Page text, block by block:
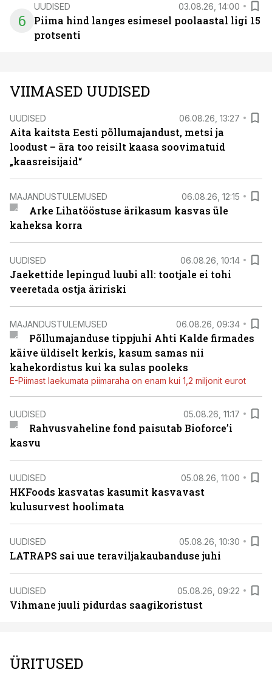
6
UUDISED 03.08.26, 14:00
Piima hind langes esimesel poolaastal ligi 15
protsenti
VIIMASED UUDISED
UUDISED 06.08.26, 13:27
Aita kaitsta Eesti põllumajandust, metsi ja
loodust – ära too reisilt kaasa soovimatuid
„kaasreisijaid“
MAJANDUSTULEMUSED 06.08.26, 12:15
Arke Lihatööstuse ärikasum kasvas üle
kaheksa korra
UUDISED 06.08.26, 10:14
Jaekettide lepingud luubi all: tootjale ei tohi
veeretada ostja äririski
MAJANDUSTULEMUSED 06.08.26, 09:34
Põllumajanduse tippjuhi Ahti Kalde firmades
käive üldiselt kerkis, kasum samas nii
kahekordistus kui ka sulas pooleks
E-Piimast laekumata piimaraha on enam kui 1,2 miljonit eurot
UUDISED 05.08.26, 11:17
Rahvusvaheline fond paisutab Bioforce’i
kasvu
UUDISED 05.08.26, 11:00
HKFoods kasvatas kasumit kasvavast
kulusurvest hoolimata
UUDISED 05.08.26, 10:30
LATRAPS sai uue teraviljakaubanduse juhi
UUDISED 05.08.26, 09:22
Vihmane juuli pidurdas saagikoristust
ÜRITUSED